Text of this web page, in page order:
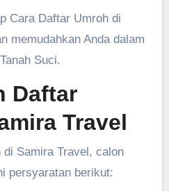
Cara Daftar Umroh di
memudahkan Anda dalam
Suci.
Daftar
Travel
Samira Travel, calon
persyaratan berikut: